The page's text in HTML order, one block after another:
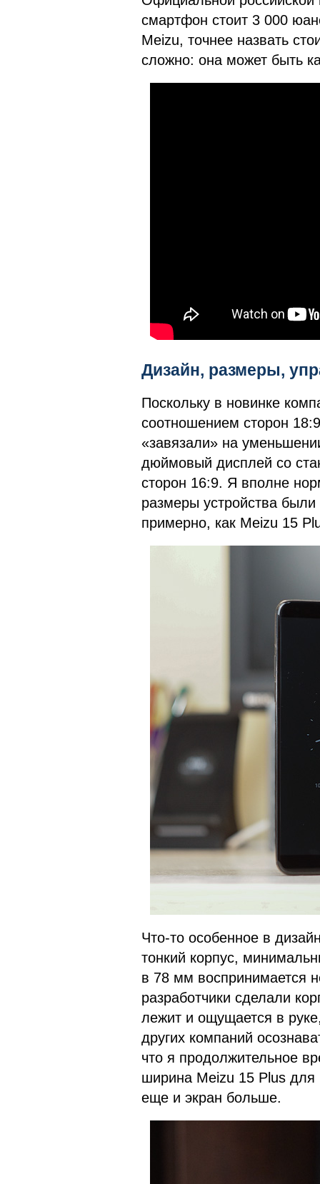
смартфон стоит 3 000
Meizu, точнее назвать
сложно: она может быть
Дизайн, размеры,
Поскольку в новинке
соотношением сторон
«завязали» на
дюймовый дисплей со
сторон 16:9. Я вполне
размеры устройства
примерно, как Meizu 15
Что-то особенное в
тонкий корпус,
в 78 мм воспринимается
разработчики сделали
лежит и ощущается в
других компаний
что я продолжительное
ширина Meizu 15 Plus для
еще и экран больше.